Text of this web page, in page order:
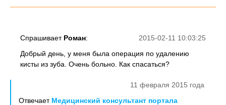
2015-02-11 10:03:25
Спрашивает Роман:
Добрый день, у меня была операция по удалению
кисты из зуба. Очень больно. Как спасаться?
11 февраля 2015 года
Отвечает Медицинский консультант портала